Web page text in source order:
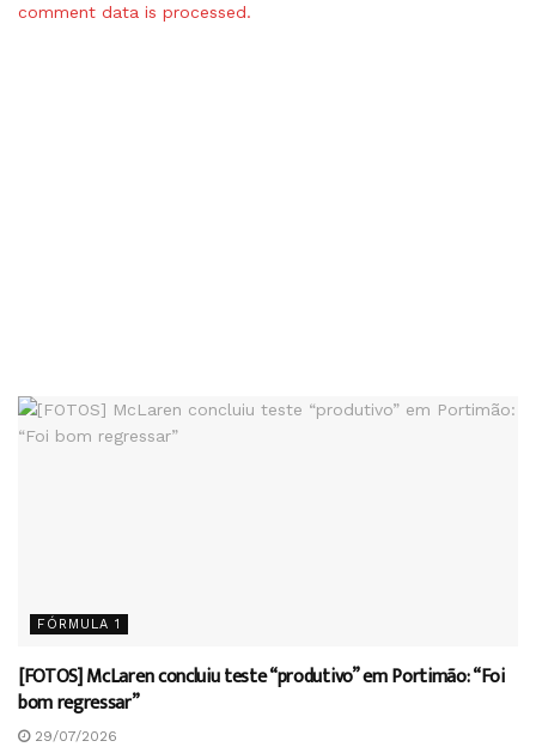
comment data is processed.
FÓRMULA 1
[FOTOS] McLaren concluiu teste “produtivo” em Portimão: “Foi
bom regressar”
29/07/2026